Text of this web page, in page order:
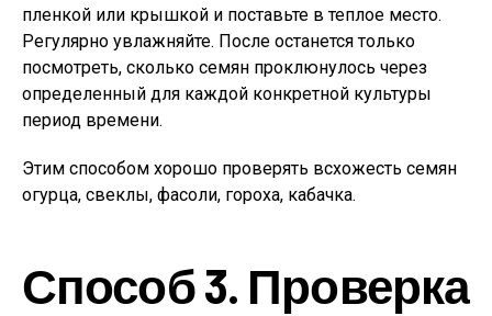
пленкой или крышкой и поставьте в теплое место.
Регулярно увлажняйте. После останется только
посмотреть, сколько семян проклюнулось через
определенный для каждой конкретной культуры
период времени.
Этим способом хорошо проверять всхожесть семян
огурца, свеклы, фасоли, гороха, кабачка.
Способ 3. Проверка